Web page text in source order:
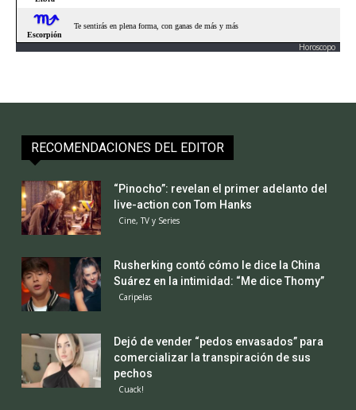
Horoscopo
RECOMENDACIONES DEL EDITOR
“Pinocho”: revelan el primer adelanto del
live-action con Tom Hanks
Cine, TV y Series
Rusherking contó cómo le dice la China
Suárez en la intimidad: “Me dice Thomy”
Caripelas
Dejó de vender “pedos envasados” para
comercializar la transpiración de sus
pechos
Cuack!